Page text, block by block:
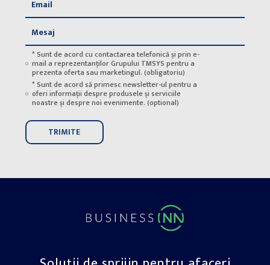
* Sunt de acord cu contactarea telefonică și prin e-
mail a reprezentanților Grupului TMSYS pentru a
prezenta oferta sau marketingul. (obligatoriu)
* Sunt de acord să primesc newsletter-ul pentru a
oferi informații despre produsele și serviciile
noastre și despre noi evenimente. (optional)